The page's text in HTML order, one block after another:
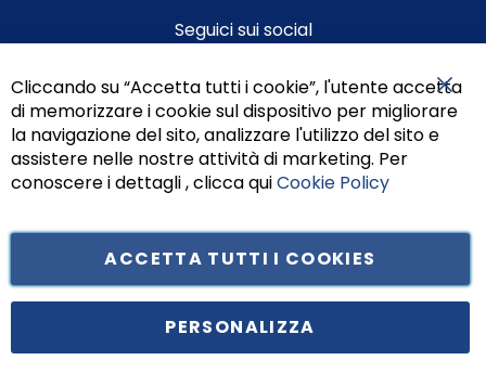
Seguici sui social
Principe di Piemonte 199, cap. 80026 Casoria (NA) - C.F. 05834470634 -
Cliccando su “Accetta tutti i cookie”, l'utente accetta
di memorizzare i cookie sul dispositivo per migliorare
la navigazione del sito, analizzare l'utilizzo del sito e
assistere nelle nostre attività di marketing. Per
conoscere i dettagli , clicca quiCookie Policy
ACCETTA TUTTI I COOKIES
PERSONALIZZA